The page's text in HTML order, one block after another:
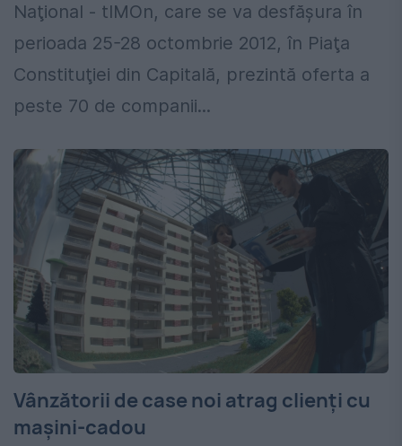
Naţional - tIMOn, care se va desfăşura în
perioada 25-28 octombrie 2012, în Piaţa
Constituţiei din Capitală, prezintă oferta a
peste 70 de companii...
Vânzătorii de case noi atrag clienţi cu
maşini-cadou